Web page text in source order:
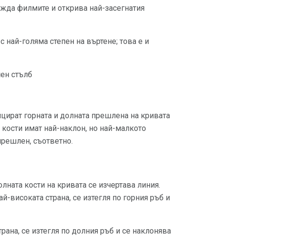
филмите и открива най-засегнатия
най-голяма степен на въртене; това е и
стълб
горната и долната прешлена на кривата
имат най-наклон, но най-малкото
съответно.
кости на кривата се изчертава линия.
високата страна, се изтегля по горния ръб и
се изтегля по долния ръб и се наклонява